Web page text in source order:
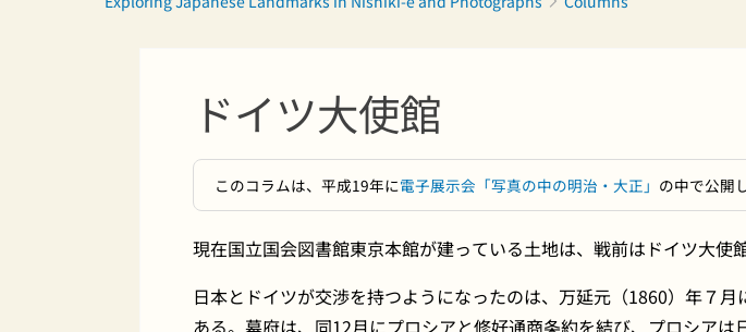
ドイツ大使館
このコラムは、平成19年に電子展示会「写真の中の明治・大正」 の中で公開
現在国立国会図書館東京本館が建っている土地は、戦前はドイツ大使
日本とドイツが交渉を持つようになったのは、万延元（1860）年７